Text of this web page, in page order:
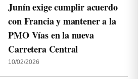
Junín exige cumplir acuerdo
con Francia y mantener a la
PMO Vías en la nueva
Carretera Central
10/02/2026